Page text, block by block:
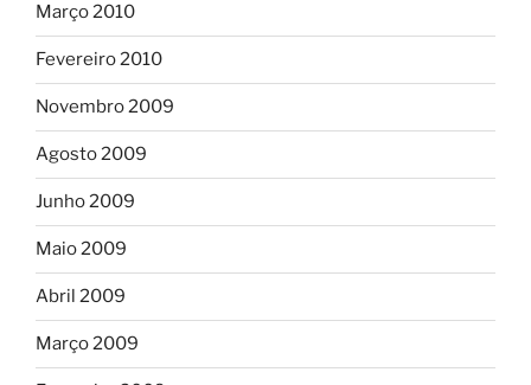
Março 2010
Fevereiro 2010
Novembro 2009
Agosto 2009
Junho 2009
Maio 2009
Abril 2009
Março 2009